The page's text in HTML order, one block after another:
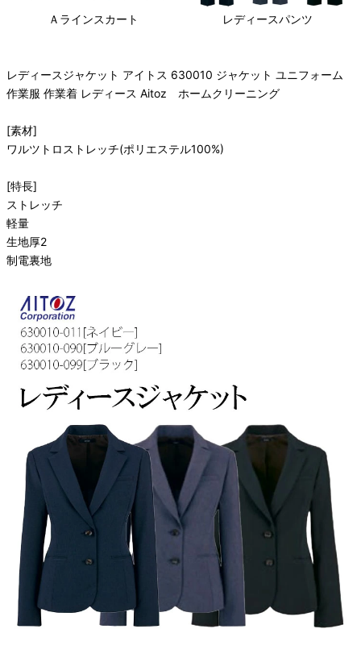
Ａラインスカート レディースパンツ
レディースジャケット アイトス 630010 ジャケット ユニフォーム
作業服 作業着 レディース Aitoz ホームクリーニング
[素材]
ワルツトロストレッチ(ポリエステル100%)
[特長]
ストレッチ
軽量
生地厚2
制電裏地